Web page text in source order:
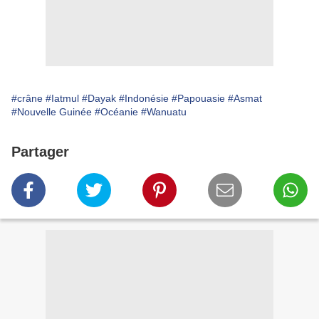
#crâne #Iatmul #Dayak #Indonésie #Papouasie #Asmat
#Nouvelle Guinée #Océanie #Wanuatu
Partager